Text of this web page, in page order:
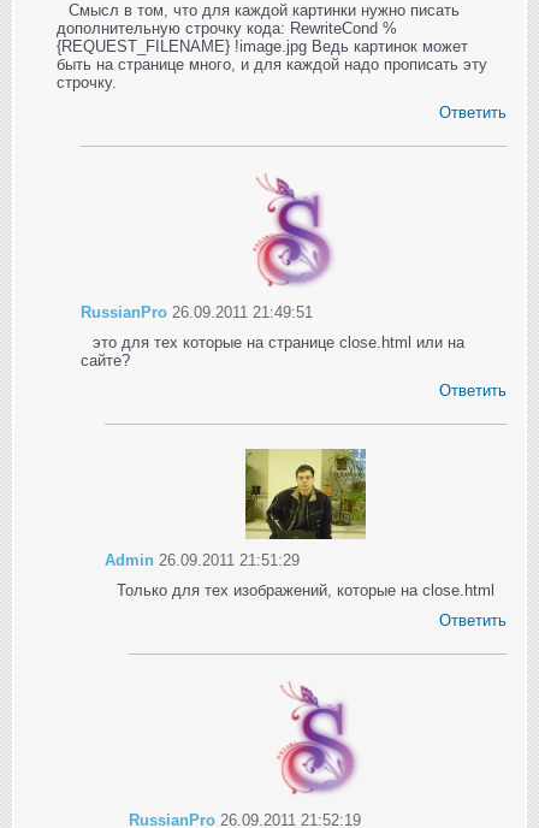
Смысл в том, что для каждой картинки нужно писать
дополнительную строчку кода: RewriteCond %
{REQUEST_FILENAME} !image.jpg Ведь картинок может
быть на странице много, и для каждой надо прописать эту
строчку.
Ответить
RussianPro 26.09.2011 21:49:51
это для тех которые на странице close.html или на
сайте?
Ответить
Admin 26.09.2011 21:51:29
Только для тех изображений, которые на close.html
Ответить
RussianPro 26.09.2011 21:52:19